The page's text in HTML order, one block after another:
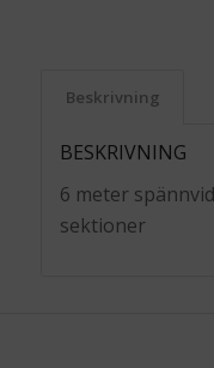
Beskrivning
BESKRIVNING
6 meter
sektioner